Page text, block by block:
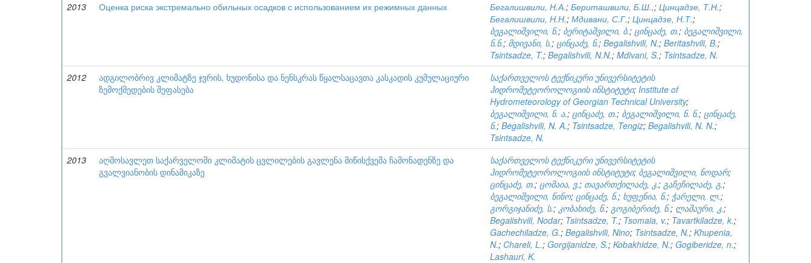
2013
Оценка риска экстремально обильных осадков с использованием их режимных данных Бегалишвили, Н.А.; Бериташвили, Б.Ш.,; Цинцадзе, Т.Н.;
Бегалишвили, Н.Н.; Мдивани, С.Г.; Цинцадзе, Н.Т.;
ბეგალიშვილი, ნ.; ბერიტაშვილი, ბ.; ცინცაძე, თ.; ბეგალიშვილი,
ნ.ნ.; მდივანი, ს.; ცინცაძე, ნ.; Begalishvili, N.; Beritashvili, B.;
Tsintsadze, T.; Begalishvili, N.N.; Mdivani, S.; Tsintsadze, N.
2012
ადგილობრივ კლიმატზე ჯვრის, ხუდონისა და ნენსკრას წყალსაცავთა კასკადის კუმულაციური
ზემოქმედების შეფასება
საქართველოს ტექნიკური უნივერსიტეტის
ჰიდრომეტეოროლოგიის ინსტიტუტი; Institute of
Hydrometeorology of Georgian Technical University;
ბეგალიშვილი, ნ. ა.; ცინცაძე, თ.; ბეგალიშვილი, ნ. ნ.; ცინცაძე,
ნ.; Begalishvili, N. A.; Tsintsadze, Tengiz; Begalishvili, N. N.;
Tsintsadze, N.
2013
აღმოსავლეთ საქარველოში კლიმატის ცვლილების გავლენა მიწისქვეშა ჩამონადენზე და
გვალვიანობის დინამიკაზე
საქართველოს ტექნიკური უნივერსიტეტის
ჰიდრომეტეოროლოგიის ინსტიტუტი; ბეგალიშვილი, ნოდარ;
ცინცაძე, თ.; ცომაია, ვ.; თავართქილაძე, კ.; გაჩეჩილაძე, გ.;
ბეგალიშვილი, ნინო; ცინცაძე, ნ.; ხუფენია, ნ.; ჭარელი, ლ.;
გორგიჯანიძე, ს.; კობახიძე, ნ.; გოგიბერიძე, ნ.; ლაშაური, კ.;
Begalishvili, Nodar; Tsintsadze, T.; Tsomaia, v.; Tavartkiladze, k.;
Gachechiladze, G.; Begalishvili, Nino; Tsintsadze, N.; Khupenia,
N.; Chareli, L.; Gorgijanidze, S.; Kobakhidze, N.; Gogiberidze, n.;
Lashauri, K.